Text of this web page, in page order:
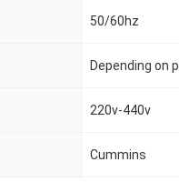
50/60hz
Depending on
220v-440v
Cummins